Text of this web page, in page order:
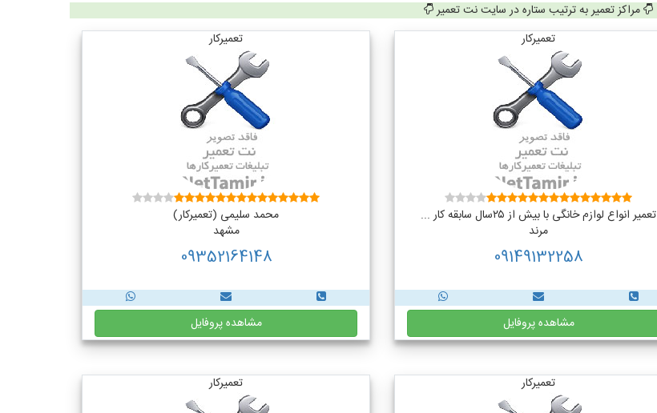
مراکز تعمیر به ترتیب ستاره در سایت نت تعمیر
تعمیرکار
تعمیر انواع لوازم خانگی با بیش از ۲۵سال سابقه کار ...
مرند
09149132258
مشاهده پروفایل
تعمیرکار
محمد سلیمی (تعمیرکار)
مشهد
09352164148
مشاهده پروفایل
تعمیرکار تعمیرکار